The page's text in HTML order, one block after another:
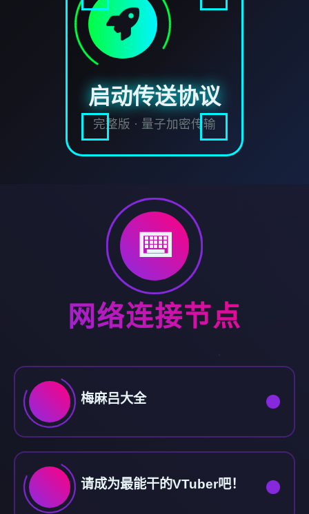
启动传送协议
完整版 · 量子加密传输
⌨️
网络连接节点
梅麻吕大全
请成为最能干的VTuber吧！